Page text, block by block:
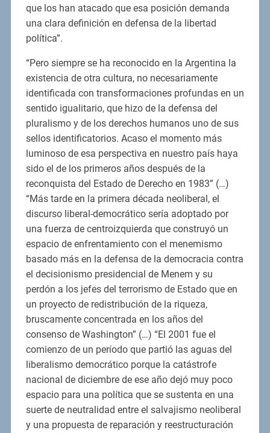
que los han atacado que esa posición demanda
una clara definición en defensa de la libertad
política”.
“Pero siempre se ha reconocido en la Argentina la
existencia de otra cultura, no necesariamente
identificada con transformaciones profundas en un
sentido igualitario, que hizo de la defensa del
pluralismo y de los derechos humanos uno de sus
sellos identificatorios. Acaso el momento más
luminoso de esa perspectiva en nuestro país haya
sido el de los primeros años después de la
reconquista del Estado de Derecho en 1983” (…)
“Más tarde en la primera década neoliberal, el
discurso liberal-democrático sería adoptado por
una fuerza de centroizquierda que construyó un
espacio de enfrentamiento con el menemismo
basado más en la defensa de la democracia contra
el decisionismo presidencial de Menem y su
perdón a los jefes del terrorismo de Estado que en
un proyecto de redistribución de la riqueza,
bruscamente concentrada en los años del
consenso de Washington” (…) “El 2001 fue el
comienzo de un período que partió las aguas del
liberalismo democrático porque la catástrofe
nacional de diciembre de ese año dejó muy poco
espacio para una política que se sustenta en una
suerte de neutralidad entre el salvajismo neoliberal
y una propuesta de reparación y reestructuración